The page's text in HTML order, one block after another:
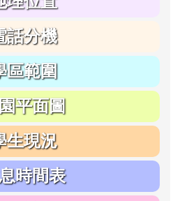
話分機
區範圍
平面圖
生現況
時間表